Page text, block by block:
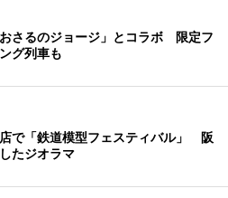
さるのジョージ」とコラボ 限定フ
グ列車も
で「鉄道模型フェスティバル」 阪
たジオラマ